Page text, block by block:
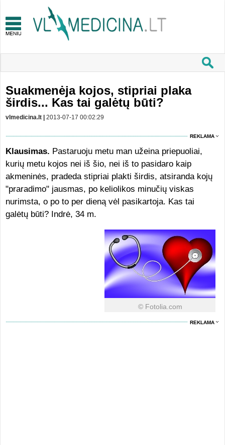
Suakmenėja kojos, stipriai plaka
širdis... Kas tai galėtų būti?
vlmedicina.lt | 2013-07-17 00:02:29
REKLAMA
Klausimas. Pastaruoju metu man užeina priepuoliai,
kurių metu kojos nei iš šio, nei iš to pasidaro kaip
akmeninės, pradeda stipriai plakti širdis, atsiranda kojų
"praradimo" jausmas, po keliolikos minučių viskas
nurimsta, o po to per dieną vėl pasikartoja. Kas tai
galėtų būti? Indrė, 34 m.
© Fotolia.com
REKLAMA